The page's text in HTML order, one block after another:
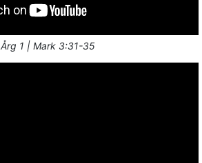
Årg 1 | Mark 3:31-35